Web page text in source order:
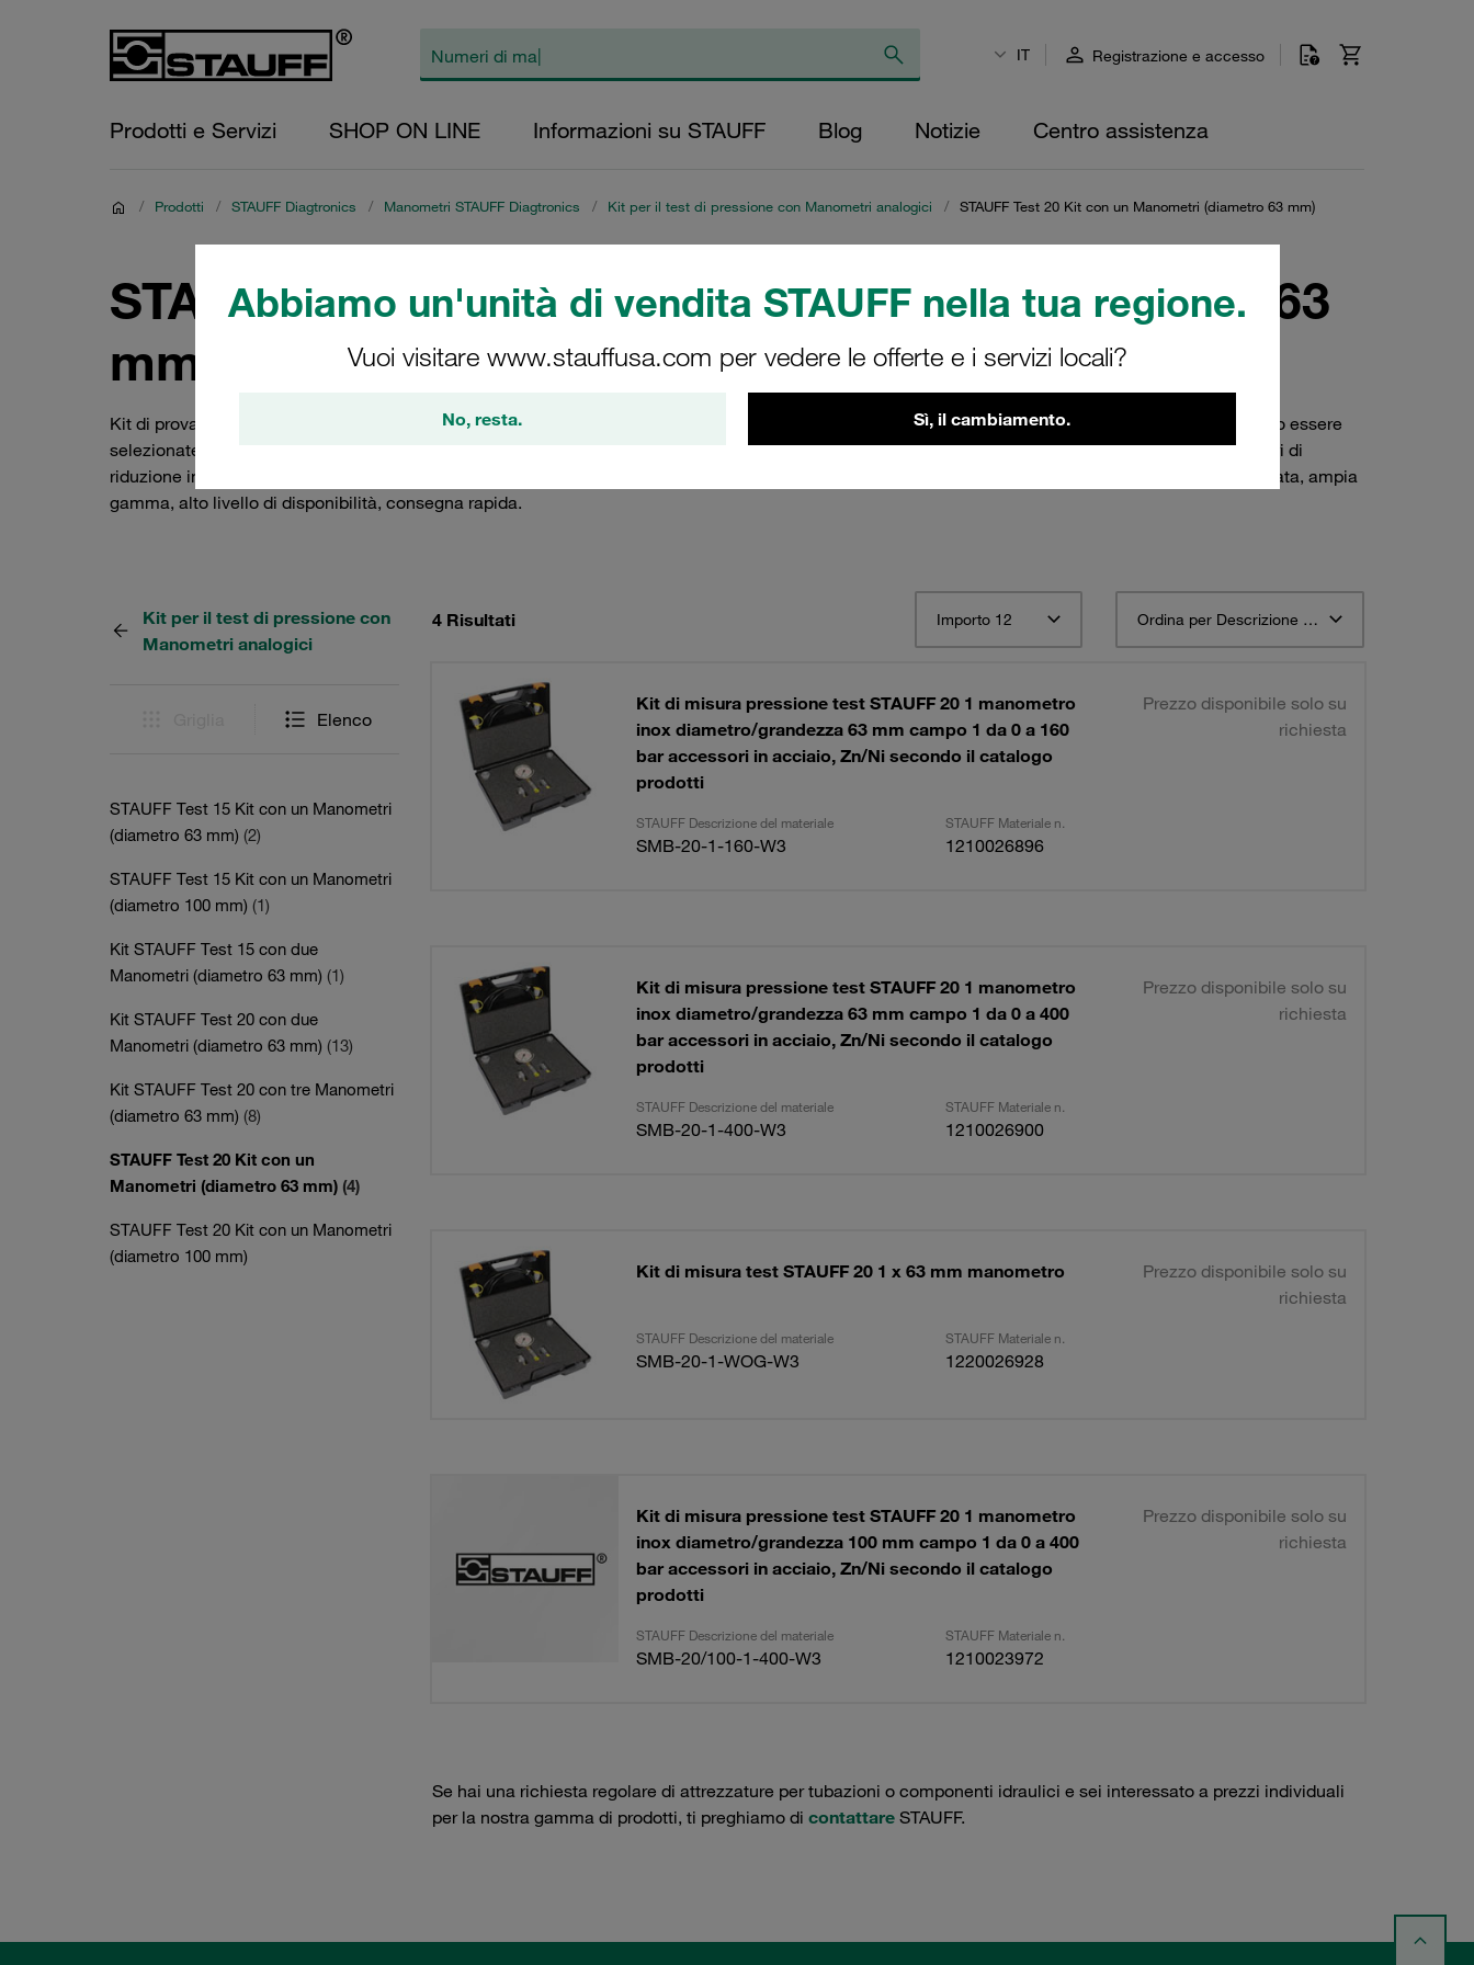
Abbiamo un'unità di vendita STAUFF nella tua regione.
Vuoi visitare www.stauffusa.com per vedere le offerte e i servizi locali?
No, resta. Sì, il cambiamento.
IT Registrazione e accesso
Prodotti e Servizi SHOP ON LINE Informazioni su STAUFF Blog Notizie Centro assistenza
/ Prodotti / STAUFF Diagtronics / Manometri STAUFF Diagtronics / Kit per il test di pressione con Manometri analogici / STAUFF Test 20 Kit con un Manometri (diametro 63 mm)
STAUFF Test 20 Kit con un Manometri (diametro 63
mm)
Kit di prova pressione SMB della serie STAUFF Test 20 con manometri analogici a tubo di bourdon (diametro 63 mm). Le gamme di pressione possono essere
selezionate individualmente. Include tubo di prova lungo 2 m, adattatori per manometro, raccordi per manometro diretto, raccordi di misura, adattatori di
riduzione in una pratica valigetta con inserti in schiuma personalizzati. Comodo strumento per la manutenzione e l'assistenza. Esperienza di lunga data, ampia
gamma, alto livello di disponibilità, consegna rapida.
Kit per il test di pressione con
Manometri analogici
Elenco
STAUFF Test 15 Kit con un Manometri
(diametro 63 mm) (2)
STAUFF Test 15 Kit con un Manometri
(diametro 100 mm) (1)
Kit STAUFF Test 15 con due
Manometri (diametro 63 mm) (1)
Kit STAUFF Test 20 con due
Manometri (diametro 63 mm) (13)
Kit STAUFF Test 20 con tre Manometri
(diametro 63 mm) (8)
STAUFF Test 20 Kit con un
Manometri (diametro 63 mm) (4)
STAUFF Test 20 Kit con un Manometri
(diametro 100 mm)
4 Risultati Importo 12 Ordina per Descrizione materiale STAUFF ascendente
Kit di misura pressione test STAUFF 20 1 manometro
inox diametro/grandezza 63 mm campo 1 da 0 a 160
bar accessori in acciaio, Zn/Ni secondo il catalogo
prodotti
Prezzo disponibile solo su
richiesta
STAUFF Descrizione del materiale STAUFF Materiale n.
SMB-20-1-160-W3 1210026896
Kit di misura pressione test STAUFF 20 1 manometro
inox diametro/grandezza 63 mm campo 1 da 0 a 400
bar accessori in acciaio, Zn/Ni secondo il catalogo
prodotti
Prezzo disponibile solo su
richiesta
STAUFF Descrizione del materiale STAUFF Materiale n.
SMB-20-1-400-W3 1210026900
Kit di misura test STAUFF 20 1 x 63 mm manometro
Prezzo disponibile solo su
richiesta
STAUFF Descrizione del materiale STAUFF Materiale n.
SMB-20-1-WOG-W3 1220026928
Kit di misura pressione test STAUFF 20 1 manometro
inox diametro/grandezza 100 mm campo 1 da 0 a 400
bar accessori in acciaio, Zn/Ni secondo il catalogo
prodotti
Prezzo disponibile solo su
richiesta
STAUFF Descrizione del materiale STAUFF Materiale n.
SMB-20/100-1-400-W3 1210023972
Se hai una richiesta regolare di attrezzature per tubazioni o componenti idraulici e sei interessato a prezzi individuali
per la nostra gamma di prodotti, ti preghiamo di contattareSTAUFF.